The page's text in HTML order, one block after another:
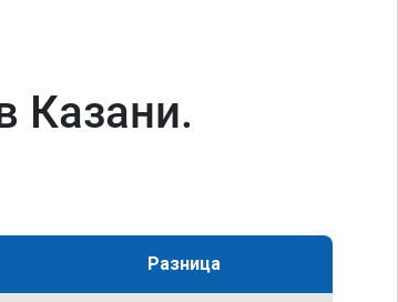
Казани.
Разница